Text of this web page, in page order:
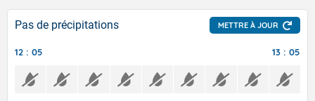
Pas de précipitations METTRE À JOUR
12 : 05 13 : 05